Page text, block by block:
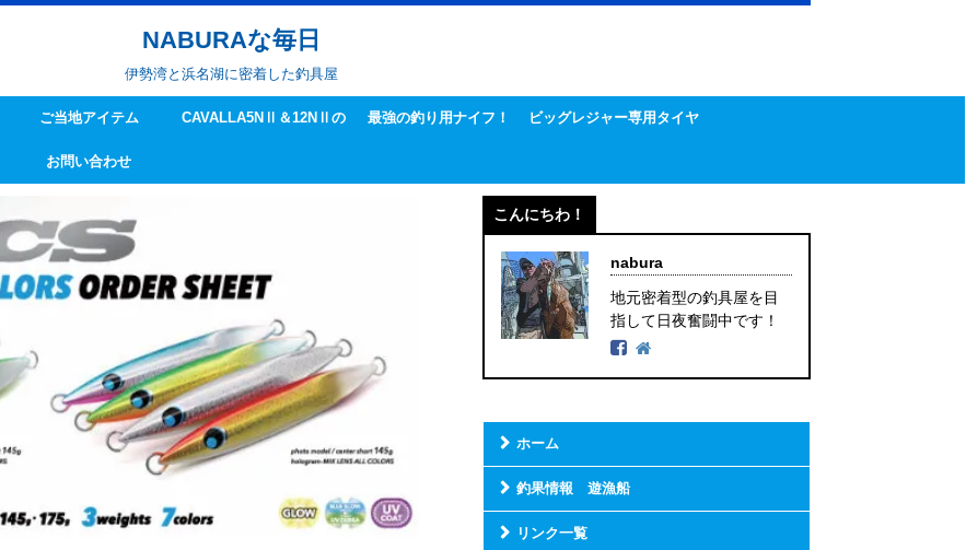
NABURAな毎日
伊勢湾と浜名湖に密着した釣具屋
ご当地アイテム CAVALLA5NⅡ＆12NⅡの 最強の釣り用ナイフ！ ビッグレジャー専用タイヤ
お問い合わせ
こんにちわ！
nabura
地元密着型の釣具屋を目
指して日夜奮闘中です！
ホーム
釣果情報 遊漁船
リンク一覧